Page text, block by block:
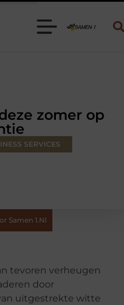
klus
zomer op
SERVICES
Samen 1.nl
tevoren verheugen
door
uitgestrekte witte